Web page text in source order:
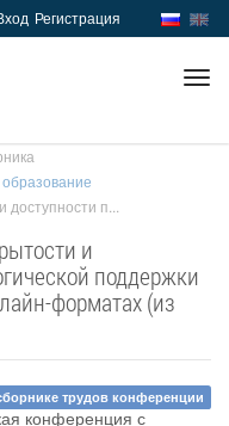
Регистрация
п...
и
поддержки
форматах (из
трудов конференции